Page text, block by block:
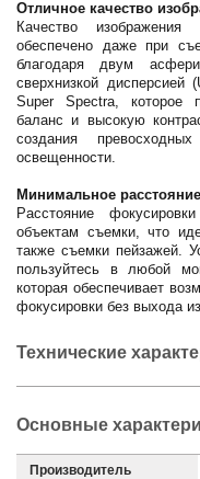
Отличное качество
Качество
обеспечено даже при
благодаря двум
сверхнизкой
Super Spectra, которое
баланс и высокую
создания
освещенности.
Минимальное
Расстояние
объектам съемки, что
также съемки пейзажей.
пользуйтесь в любой
которая обеспечивает
фокусировки без выхода
Технические
Основные
Производитель